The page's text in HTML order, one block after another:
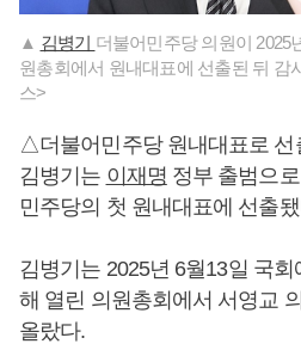
▲ 김병기 더불어민주당 의원이 2025
원총회에서 원내대표에 선출된 뒤 감
스>
△더불어민주당 원내대표로 선
김병기는 이재명 정부 출범으
민주당의 첫 원내대표에 선출
김병기는 2025년 6월13일 국
해 열린 의원총회에서 서영교
올랐다.